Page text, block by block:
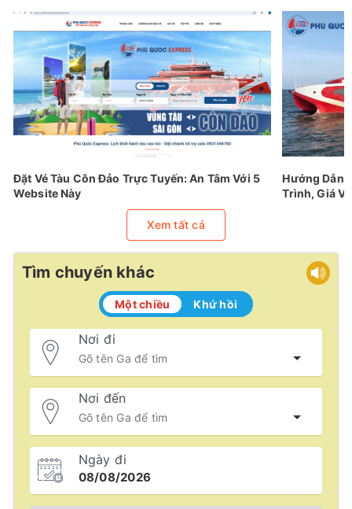
Đặt Vé Tàu Côn Đảo Trực Tuyến: An Tâm Với 5
Website Này
Hướng Dẫn
Trình, Giá Vé
Xem tất cả
Tìm chuyến khác
Một chiều Khứ hồi
Nơi đi
Nơi đến
Ngày đi